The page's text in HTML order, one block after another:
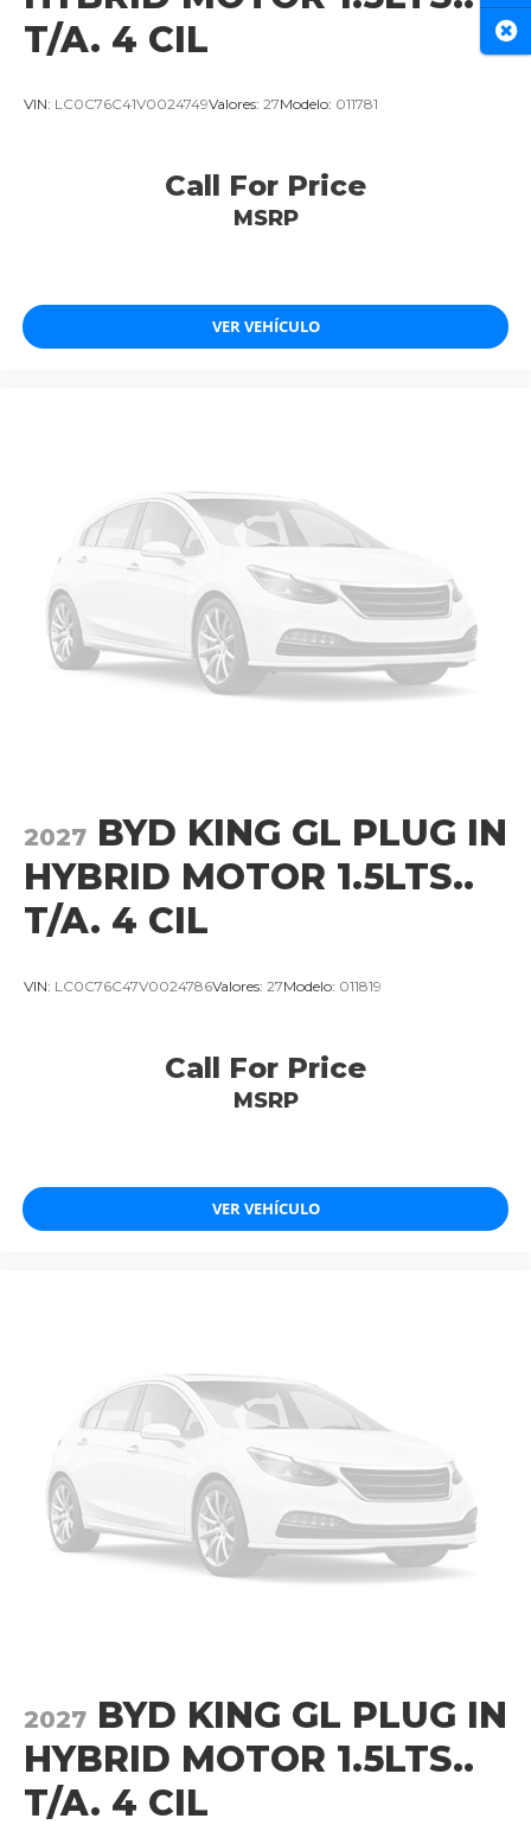
T/A. 4 CIL
VIN: LC0C76C41V0024749Valores: 27Modelo: 011781
Call For Price
MSRP
VER VEHÍCULO
2027 BYD KING GL PLUG IN
HYBRID MOTOR 1.5LTS..
T/A. 4 CIL
VIN: LC0C76C47V0024786Valores: 27Modelo: 011819
Call For Price
MSRP
VER VEHÍCULO
2027 BYD KING GL PLUG IN
HYBRID MOTOR 1.5LTS..
T/A. 4 CIL